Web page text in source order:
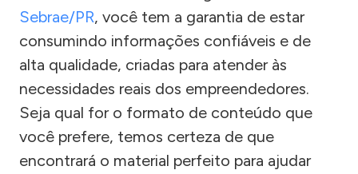
Sebrae/PR, você tem a garantia de estar
consumindo informações confiáveis e de
alta qualidade, criadas para atender às
necessidades reais dos empreendedores.
Seja qual for o formato de conteúdo que
você prefere, temos certeza de que
encontrará o material perfeito para ajudar